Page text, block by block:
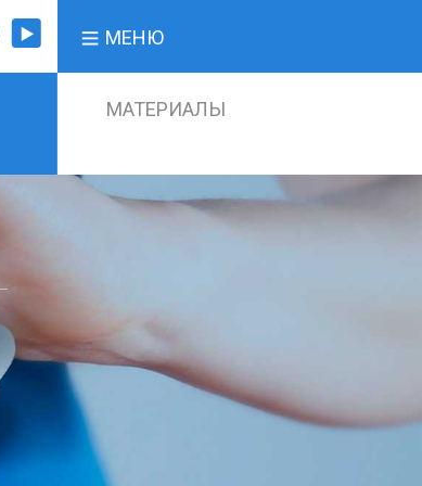
МЕНЮ
МАТЕРИАЛЫ